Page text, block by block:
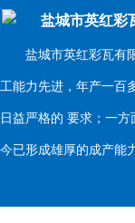
盐城市英红彩
盐城市英红彩瓦有限
工能力先进，年产一
日益严格的 要求；一
今已形成雄厚的成产